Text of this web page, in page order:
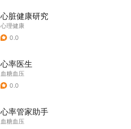
心脏健康研究
心理健康
0.0
心率医生
血糖血压
0.0
心率管家助手
血糖血压